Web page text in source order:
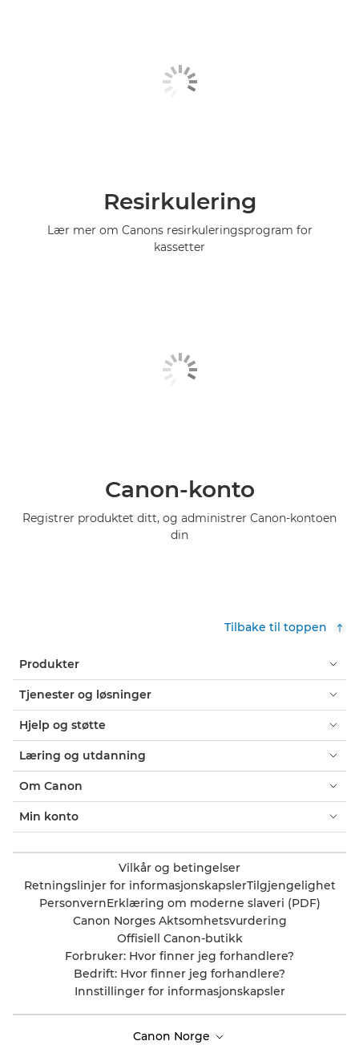
Resirkulering
Lær mer om Canons resirkuleringsprogram for
kassetter
Canon-konto
Registrer produktet ditt, og administrer Canon-kontoen
din
Tilbake til toppen
Produkter
Tjenester og løsninger
Hjelp og støtte
Læring og utdanning
Om Canon
Min konto
Vilkår og betingelser
Retningslinjer for informasjonskapslerTilgjengelighet
PersonvernErklæring om moderne slaveri (PDF)
Canon Norges Aktsomhetsvurdering
Offisiell Canon-butikk
Forbruker: Hvor finner jeg forhandlere?
Bedrift: Hvor finner jeg forhandlere?
Innstillinger for informasjonskapsler
Canon Norge